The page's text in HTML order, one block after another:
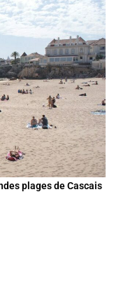
plages de Cascais